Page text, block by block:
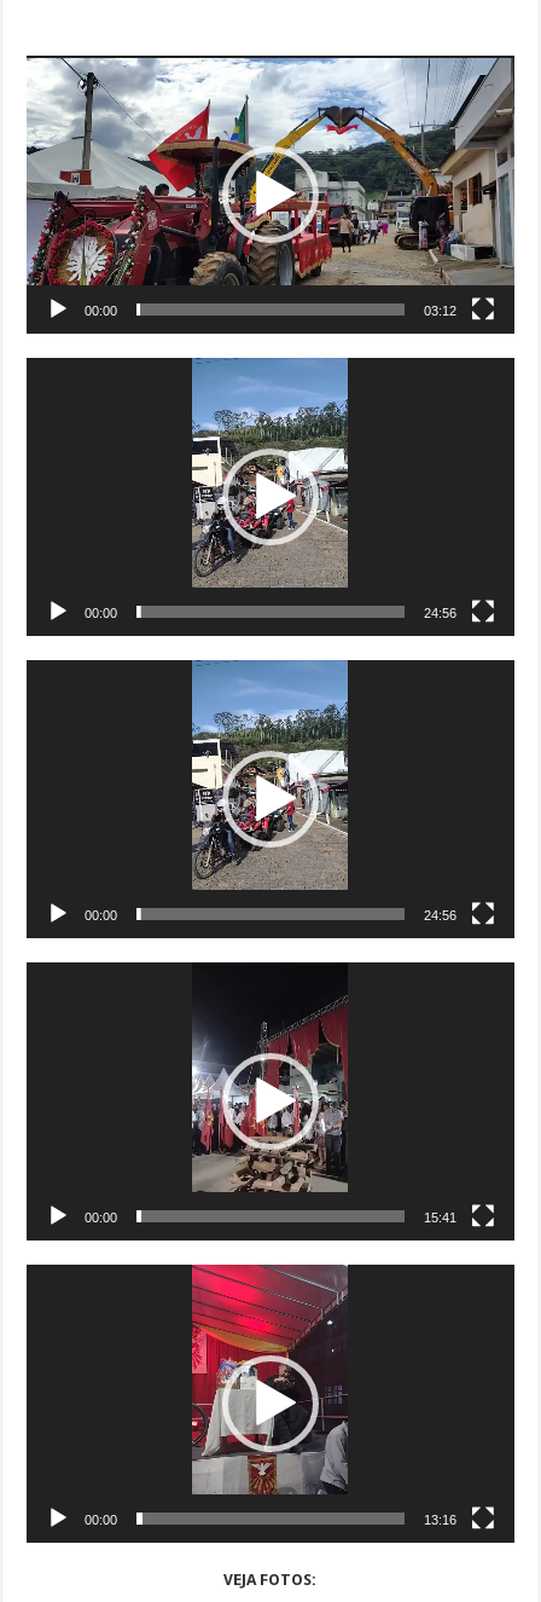
Tocador
de
vídeo
00:00 03:12
00:00 24:56
00:00 24:56
00:00 15:41
00:00 13:16
VEJA FOTOS: